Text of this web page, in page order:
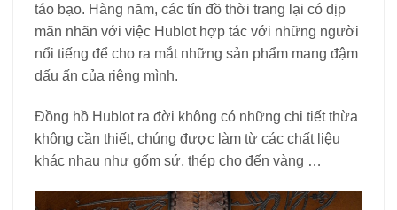
táo bạo. Hàng năm, các tín đồ thời trang lại có dịp
mãn nhãn với việc Hublot hợp tác với những người
nổi tiếng để cho ra mắt những sản phẩm mang đậm
dấu ấn của riêng mình.
Đồng hồ Hublot ra đời không có những chi tiết thừa
không cần thiết, chúng được làm từ các chất liệu
khác nhau như gốm sứ, thép cho đến vàng …